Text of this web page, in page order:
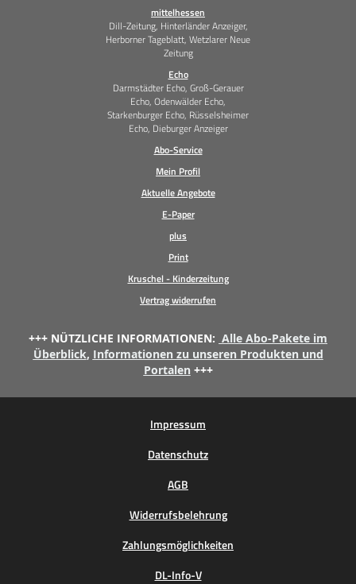
mittelhessen
Dill-Zeitung, Hinterländer Anzeiger,
Herborner Tageblatt, Wetzlarer Neue
Zeitung
Echo
Darmstädter Echo, Groß-Gerauer
Echo, Odenwälder Echo,
Starkenburger Echo, Rüsselsheimer
Echo, Dieburger Anzeiger
Abo-Service
Mein Profil
Aktuelle Angebote
E-Paper
plus
Print
Kruschel - Kinderzeitung
Vertrag widerrufen
+++ NÜTZLICHE INFORMATIONEN: Alle Abo-Pakete im
Überblick, Informationen zu unseren Produkten und
Portalen +++
Impressum
Datenschutz
AGB
Widerrufsbelehrung
Zahlungsmöglichkeiten
DL-Info-V